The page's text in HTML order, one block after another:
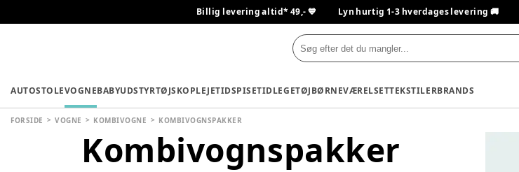
Billig levering altid* 49,- 💙 Lyn hurtig 1-3 hverdages levering 🚚
AUTOSTOLEVOGNEBABYUDSTYRTØJSKOPLEJETIDSPISETIDLEGETØJBØRNEVÆRELSETTEKSTILERBRANDS
FORSIDE VOGNE KOMBIVOGNE KOMBIVOGNSPAKKER
Kombivognspakker